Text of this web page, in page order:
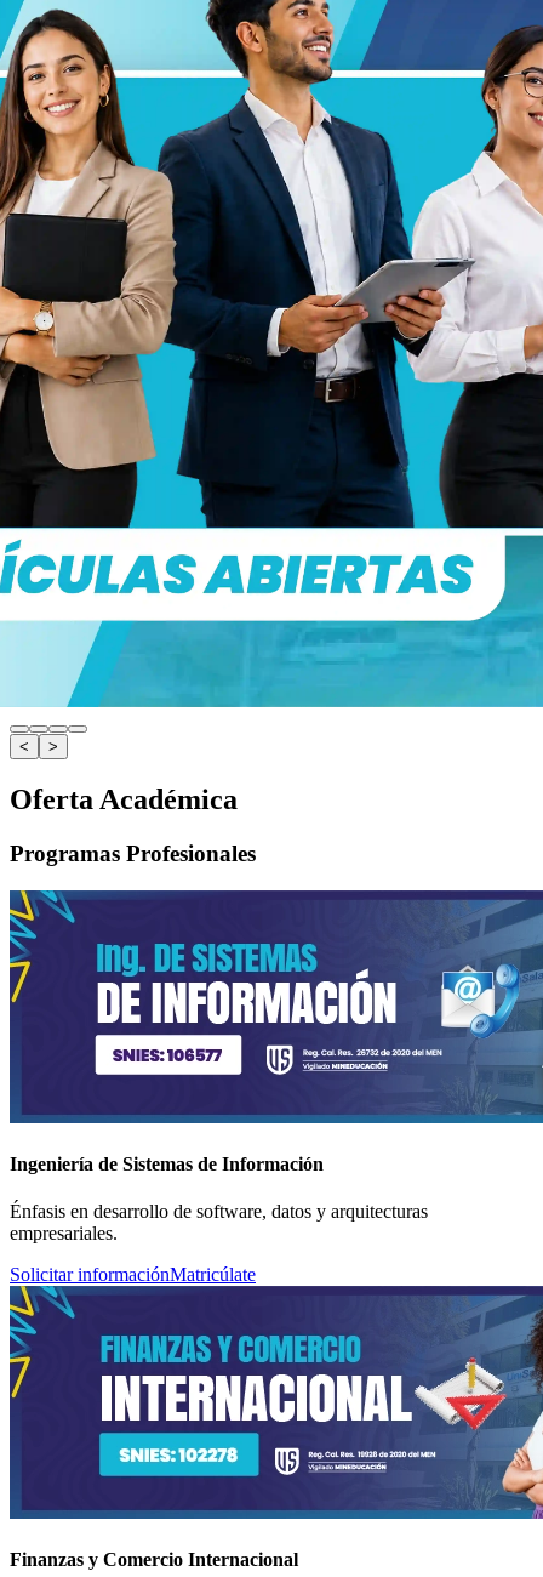
< >
Oferta Académica
Programas Profesionales
Ingeniería de Sistemas de Información
Énfasis en desarrollo de software, datos y arquitecturas
empresariales.
Solicitar informaciónMatricúlate
Finanzas y Comercio Internacional